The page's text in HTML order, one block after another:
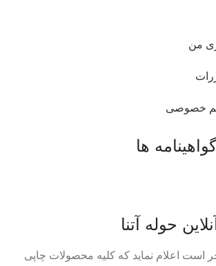
من
خصوصی
ها
حوله آتنا
است اعلام نماید که کلیه محصولات چاپی